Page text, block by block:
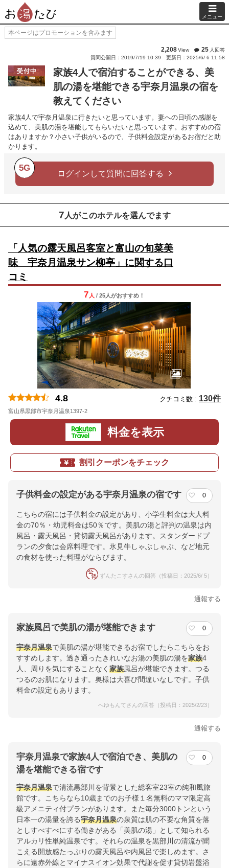
メニュー
本ページはプロモーションを含みます
2,208View 25 人回答
質問公開日：2019/7/19 10:39
更新日：2025/6/ 6 11:58
受付中
家族4人で宿泊することができる、美
肌の湯を堪能できる宇奈月温泉の宿を
教えてください
家族4人で宇奈月温泉に行きたいと思っています。妻への日頃の感謝を
込めて、美肌の湯を堪能してもらいたいと思っています。おすすめの宿
はありますか？小さい子供がいるので、子供料金設定があるお宿だと助
かります。
5G
ログインして質問に回答する
7 人がこのホテルを選んでます
「人気の露天風呂客室と富山の旬菜美
味 宇奈月温泉サン柳亭」に関する口
コミ
7 人 / 25人がおすすめ！
4.8 クチコミ数 : 130件
富山県黒部市宇奈月温泉1397-2
料金を表示
割引クーポンをチェック
子供料金の設定がある宇奈月温泉の宿です 0
こちらの宿には子供料金の設定があり、小学生料金は大人料
金の70％・幼児料金は50％です。美肌の湯と評判の温泉は内
風呂・露天風呂・貸切露天風呂があります。スタンダードプ
ランの夕食は会席料理です。氷見牛しゃぶしゃぶ、など地元
の食材を使った料理がならびます。
ずんたこすさんの回答（投稿日：2025/6/ 5）
通報する
家族風呂で美肌の湯が堪能できます 0
宇奈月温泉で美肌の湯が堪能できるお宿でしたらこちらをお
すすめします。透き通ったきれいなお湯の美肌の湯を家族4
人、周りを気にすることなく 家族風呂が堪能できます。つる
つるのお肌になります。奥様は大喜び間違いなしです。子供
料金の設定もあります。
へゆもんてさんの回答（投稿日：2025/2/23）
通報する
宇奈月温泉で家族4人で宿泊でき、美肌の
湯を堪能できる宿です
0
宇奈月温泉で清流黒部川を背景とした総客室23室の純和風旅
館です。こちらなら10歳までのお子様１名無料のママ限定高
級アメニティ付プランがあります。また毎分3000トンという
日本一の湯量を誇る宇奈月温泉の泉質は肌の不要な角質を落
としすべすべにする働きがある「美肌の湯」として知られる
アルカリ性単純温泉です。それらの温泉を黒部川の清流が聞
こえる開放感たっぷりの露天風呂や内風呂で楽しめます。さ
らに遠赤外線とマイナスイオン効果で代謝を促す貸切岩盤浴